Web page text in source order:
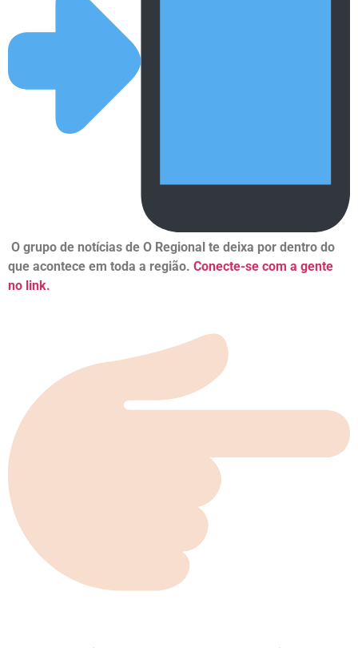
O grupo de notícias de O Regional te deixa por dentro do
que acontece em toda a região. Conecte-se com a gente
no link.